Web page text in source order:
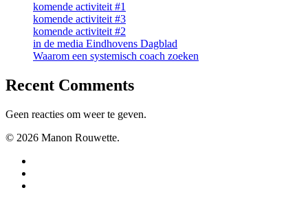
komende activiteit #1
komende activiteit #3
komende activiteit #2
in de media Eindhovens Dagblad
Waarom een systemisch coach zoeken
Recent Comments
Geen reacties om weer te geven.
© 2026 Manon Rouwette.